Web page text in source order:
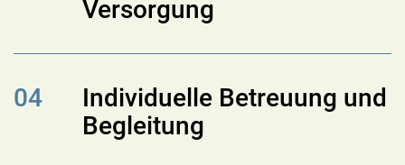
Versorgung
04
Individuelle Betreuung und
Begleitung